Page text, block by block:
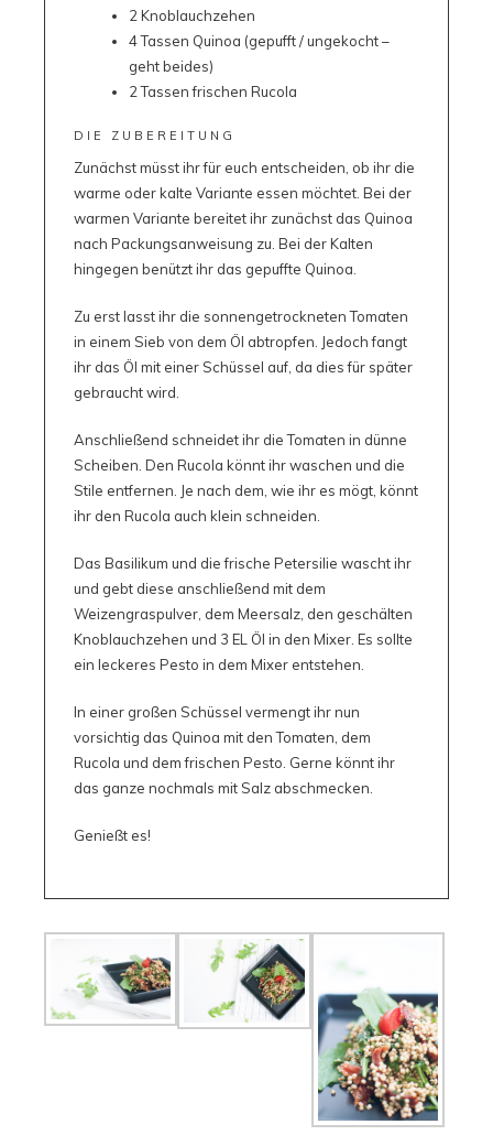
2 Knoblauchzehen
4 Tassen Quinoa (gepufft / ungekocht –
geht beides)
2 Tassen frischen Rucola
DIE ZUBEREITUNG
Zunächst müsst ihr für euch entscheiden, ob ihr die
warme oder kalte Variante essen möchtet. Bei der
warmen Variante bereitet ihr zunächst das Quinoa
nach Packungsanweisung zu. Bei der Kalten
hingegen benützt ihr das gepuffte Quinoa.
Zu erst lasst ihr die sonnengetrockneten Tomaten
in einem Sieb von dem Öl abtropfen. Jedoch fangt
ihr das Öl mit einer Schüssel auf, da dies für später
gebraucht wird.
Anschließend schneidet ihr die Tomaten in dünne
Scheiben. Den Rucola könnt ihr waschen und die
Stile entfernen. Je nach dem, wie ihr es mögt, könnt
ihr den Rucola auch klein schneiden.
Das Basilikum und die frische Petersilie wascht ihr
und gebt diese anschließend mit dem
Weizengraspulver, dem Meersalz, den geschälten
Knoblauchzehen und 3 EL Öl in den Mixer. Es sollte
ein leckeres Pesto in dem Mixer entstehen.
In einer großen Schüssel vermengt ihr nun
vorsichtig das Quinoa mit den Tomaten, dem
Rucola und dem frischen Pesto. Gerne könnt ihr
das ganze nochmals mit Salz abschmecken.
Genießt es!